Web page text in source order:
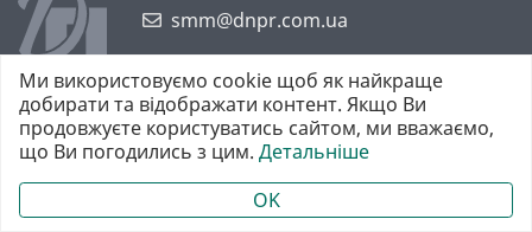
smm@dnpr.com.ua
©2026 https://dnpr.com.ua Дніпровська порадниця
Всі права захищені. При повному або частковому використанні
матеріалів обов'язкове активне гіперпосилання у першому абзаці.
Ми використовуємо cookie щоб як найкраще
добирати та відображати контент. Якщо Ви
продовжуєте користуватись сайтом, ми вважаємо,
що Ви погодились з цим. Детальніше
OK